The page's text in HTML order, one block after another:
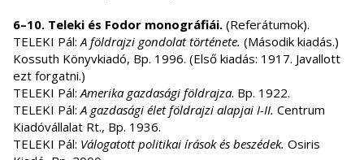
6–10. Teleki és Fodor monográfiái. (Referátumok).
TELEKI Pál:A földrajzi gondolat története. (Második kiadás.)
Kossuth Könyvkiadó, Bp. 1996. (Első kiadás: 1917. Javallott
ezt forgatni.)
TELEKI Pál:Amerika gazdasági földrajza. Bp. 1922.
TELEKI Pál:A gazdasági élet földrajzi alapjai I-II. Centrum
Kiadóvállalat Rt., Bp. 1936.
TELEKI Pál: Válogatott politikai írások és beszédek. Osiris